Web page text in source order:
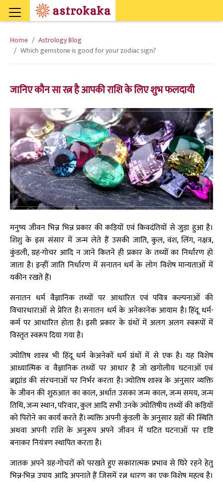
Home
Astrology Blog
Which gemstone is good for your zodiac sign?
जानिए कौन सा रत्न है आपकी राशि के लिए शुभ फलदायी
मनुष्य जीवन भिन्न भिन्न प्रकार की कड़ियों एवं किवदंतियों से जुड़ा हुआ है।
शिशु के इस संसार में जन्म लेते हैं उसकी जाति, कुल, वंश, लिंग, नक्षत्र,
कुंडली, ग्रह-गोचर आदि न जाने कितने ही प्रकार के तथ्यों का निर्धारण हो
जाता है। इन्हीं जाति निर्धारण में सनातन धर्म के लोग विशेष मान्यताओं में
यकीन रखते हैं।
सनातन धर्म वैज्ञानिक तथ्यों पर आधारित एवं पवित्र कल्पनाओं की
विचारधाराओं से प्रेरित है। सनातन धर्म के अनेकानेक आयाम है। हिंदू धर्म-
कर्म पर आधारित होता है। इसी प्रकार के ग्रंथों में अलग अलग स्वरूपों में
विस्तृत स्वरूप दिया गया है।
ज्योतिष शास्त्र भी हिंदू धर्म केअनेकों धर्म ग्रंथों में से एक है। यह विशेष
आध्यात्मिक व वैज्ञानिक तथ्यों पर आधार है जो खगोलीय घटनाओं एवं
ब्रह्मांड की संरचनाओं पर निर्भर करता है। ज्योतिष शास्त्र के अनुसार व्यक्ति
के जीवन की शुरुआत का काल, अर्थात उसका जन्म काल, जन्म समय, जन्म
तिथि, जन्म स्थान, परिवार, कुल आदि सभी उनके ज्योतिषीय तथ्यों की कड़ियों
को पिरोने का कार्य करते हैं। व्यक्ति अपनी कुंडली के अनुसार ग्रहों की स्थिति
अथवा अपनी राशि के अनुरूप अपने जीवन में घटित घटनाओं पर दृष्टि
बनाकर नियंत्रण स्थापित करता है।
जातक अपने ग्रह-गोचरों को परखते हुए सकारात्मक प्रभाव से घिरे रहने हेतु
भिन्न-भिन्न उपाय आदि अपनाते हैं जिसमें रत्न धारण का एक विशेष महत्व है।